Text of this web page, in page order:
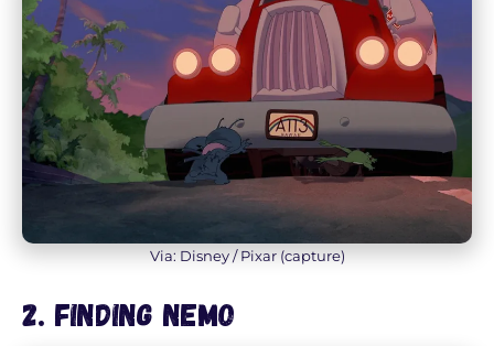
Via: Disney / Pixar (capture)
2. Finding Nemo